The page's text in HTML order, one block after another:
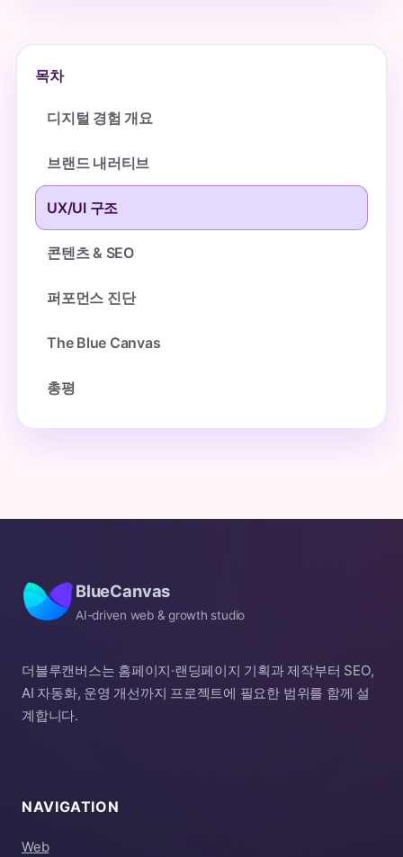
목차
디지털 경험 개요
브랜드 내러티브
UX/UI 구조
콘텐츠 & SEO
퍼포먼스 진단
The Blue Canvas
총평
BlueCanvas
AI-driven web & growth studio
더블루캔버스는 홈페이지·랜딩페이지 기획과 제작부터 SEO,
AI 자동화, 운영 개선까지 프로젝트에 필요한 범위를 함께 설
계합니다.
NAVIGATION
Web